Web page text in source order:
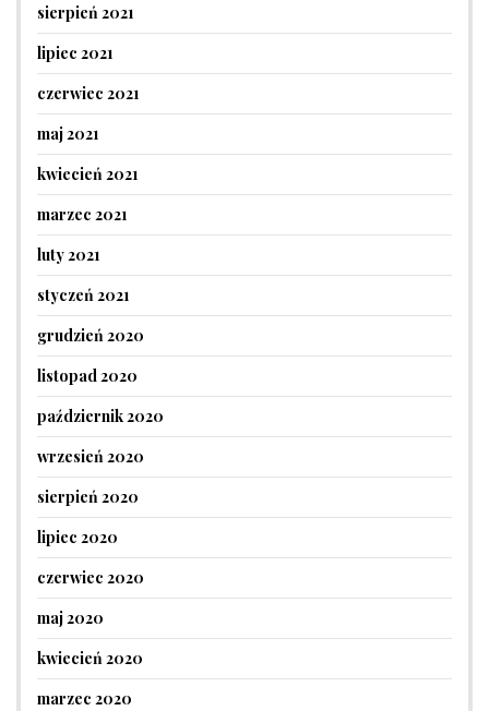
sierpień 2021
lipiec 2021
czerwiec 2021
maj 2021
kwiecień 2021
marzec 2021
luty 2021
styczeń 2021
grudzień 2020
listopad 2020
październik 2020
wrzesień 2020
sierpień 2020
lipiec 2020
czerwiec 2020
maj 2020
kwiecień 2020
marzec 2020